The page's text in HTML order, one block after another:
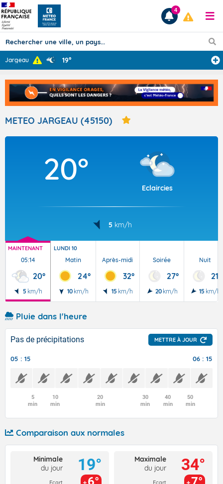
Prévisions
TOUS LES RÉSULTATS
Articles
4
Jargeau 19°
METEO JARGEAU (45150)
20°
Eclaircies
5 km/h
MAINTENANT
05:14
20°
5 km/h
LUNDI 10
Matin
24°
10 km/h
Après-midi
32°
15 km/h
Soirée
27°
20 km/h
Nuit
21°
15 km/h
Pluie dans l'heure
Pas de précipitations METTRE À JOUR
05 : 15 06 : 15
5
min
10
min
20
min
30
min
40
min
50
min
Comparaison aux normales
Minimale
du jour
Ecart
19°
Maximale
du jour
Ecart
34°